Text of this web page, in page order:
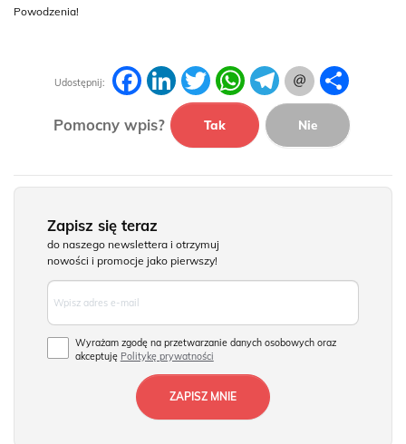
Powodzenia!
Udostępnij:
FacebookLinkedInTwitter WhatsAppTelegram
Pomocny wpis? Tak Nie
Zapisz się teraz
do naszego newslettera i otrzymuj
nowości i promocje jako pierwszy!
Wyrażam zgodę na przetwarzanie danych osobowych oraz
akceptuję Politykę prywatności